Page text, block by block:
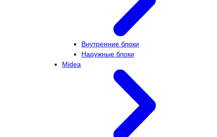
Внутренние блоки
Наружные блоки
Midea